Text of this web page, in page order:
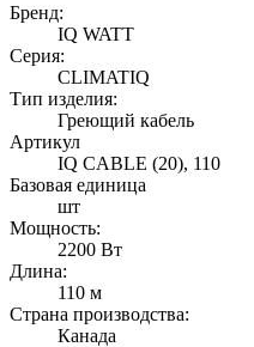
Бренд:
IQ WATT
Серия:
CLIMATIQ
Тип изделия:
Греющий кабель
Артикул
IQ CABLE (20), 110
Базовая единица
шт
Мощность:
2200 Вт
Длина:
110 м
Страна производства:
Канада